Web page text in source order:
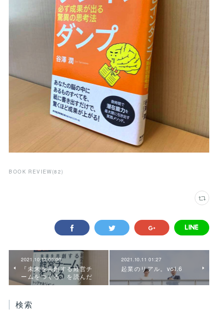
BOOK REVIEW (82)
2021.10.13 00:00
『未来を共創する経営チ
ームをつくる』を読んだ
2021.10.11 01:27
起業のリアル。vol.6
検索